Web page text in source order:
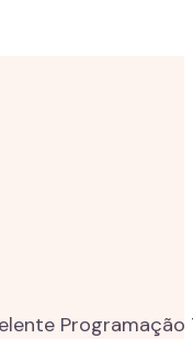
Programação